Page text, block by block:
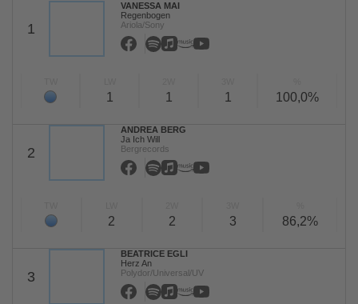
1
VANESSA MAI
Regenbogen
Ariola/Sony
1 1 1 100,0%
2
ANDREA BERG
Ja Ich Will
Bergrecords
2 2 3 86,2%
3
BEATRICE EGLI
Herz An
Polydor/Universal/UV